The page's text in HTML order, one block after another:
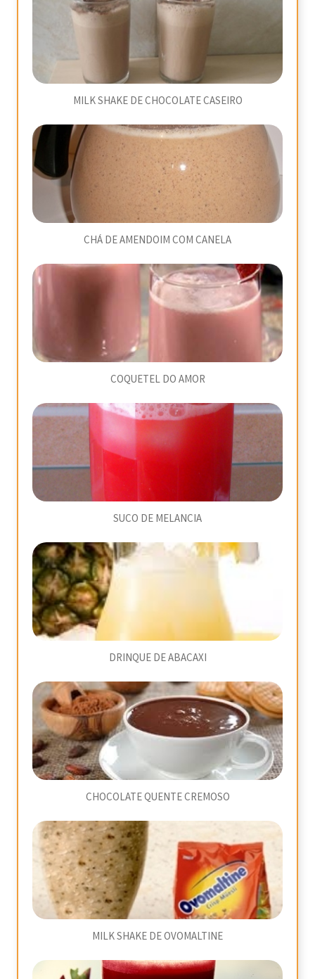
MILK SHAKE DE CHOCOLATE CASEIRO
CHÁ DE AMENDOIM COM CANELA
COQUETEL DO AMOR
SUCO DE MELANCIA
DRINQUE DE ABACAXI
CHOCOLATE QUENTE CREMOSO
MILK SHAKE DE OVOMALTINE